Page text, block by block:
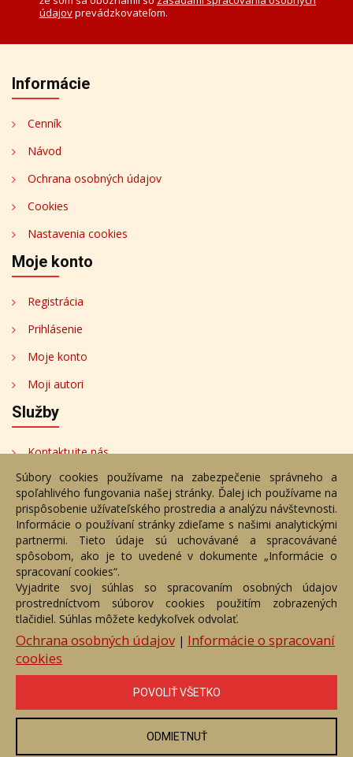
údajovprevádzkovateľom.
Informácie
Cenník
Návod
Ochrana osobných údajov
Cookies
Nastavenia cookies
Moje konto
Registrácia
Prihlásenie
Moje konto
Moji autori
Služby
Kontaktujte nás
Bezplatné poradenstvo
Adresa
Nižný Hrušov 333, 094 22,
Slovenská republika
+421 905 356 921
+421 905 959 101
eantik@eantik.sk
Kontakt
Bezplatné poradenstvo
Biografie autorov
eAntik.sk © 2007 - 2026
Akékoľvek používanie obrazových a textových súčastí tejto stránky je
Súbory cookies používame na zabezpečenie správneho a
spoľahlivého fungovania našej stránky. Ďalej ich používame na
prispôsobenie užívateľského prostredia a analýzu návštevnosti.
Informácie o používaní stránky zdieľame s našimi analytickými
partnermi. Tieto údaje sú uchovávané a spracovávané
spôsobom, ako je to uvedené v dokumente „Informácie o
spracovaní cookies“.
Vyjadrite svoj súhlas so spracovaním osobných údajov
prostredníctvom súborov cookies použitím zobrazených
tlačidiel. Súhlas môžete kedykoľvek odvolať.
Ochrana osobných údajov| Informácie o spracovaní
cookies
POVOLIŤ VŠETKO
ODMIETNUŤ